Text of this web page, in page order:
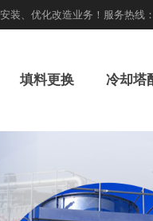
装、优化改造业务！服务热线：
填料更换 冷却塔